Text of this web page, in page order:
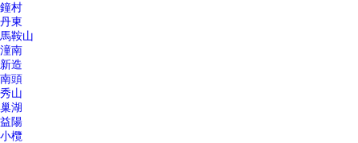
鐘村
丹東
馬鞍山
潼南
新造
南頭
秀山
巢湖
益陽
小欖